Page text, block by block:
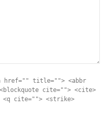
href="" title=""> <abbr
cite=""> <cite>
<q cite=""> <strike>